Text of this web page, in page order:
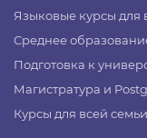
Языковые курсы для
Среднее
Подготовка к
Магистратура и
Курсы для всей семьи